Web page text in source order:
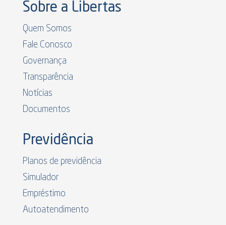
Sobre a Libertas
Quem Somos
Fale Conosco
Governança
Transparência
Notícias
Documentos
Previdência
Planos de previdência
Simulador
Empréstimo
Autoatendimento